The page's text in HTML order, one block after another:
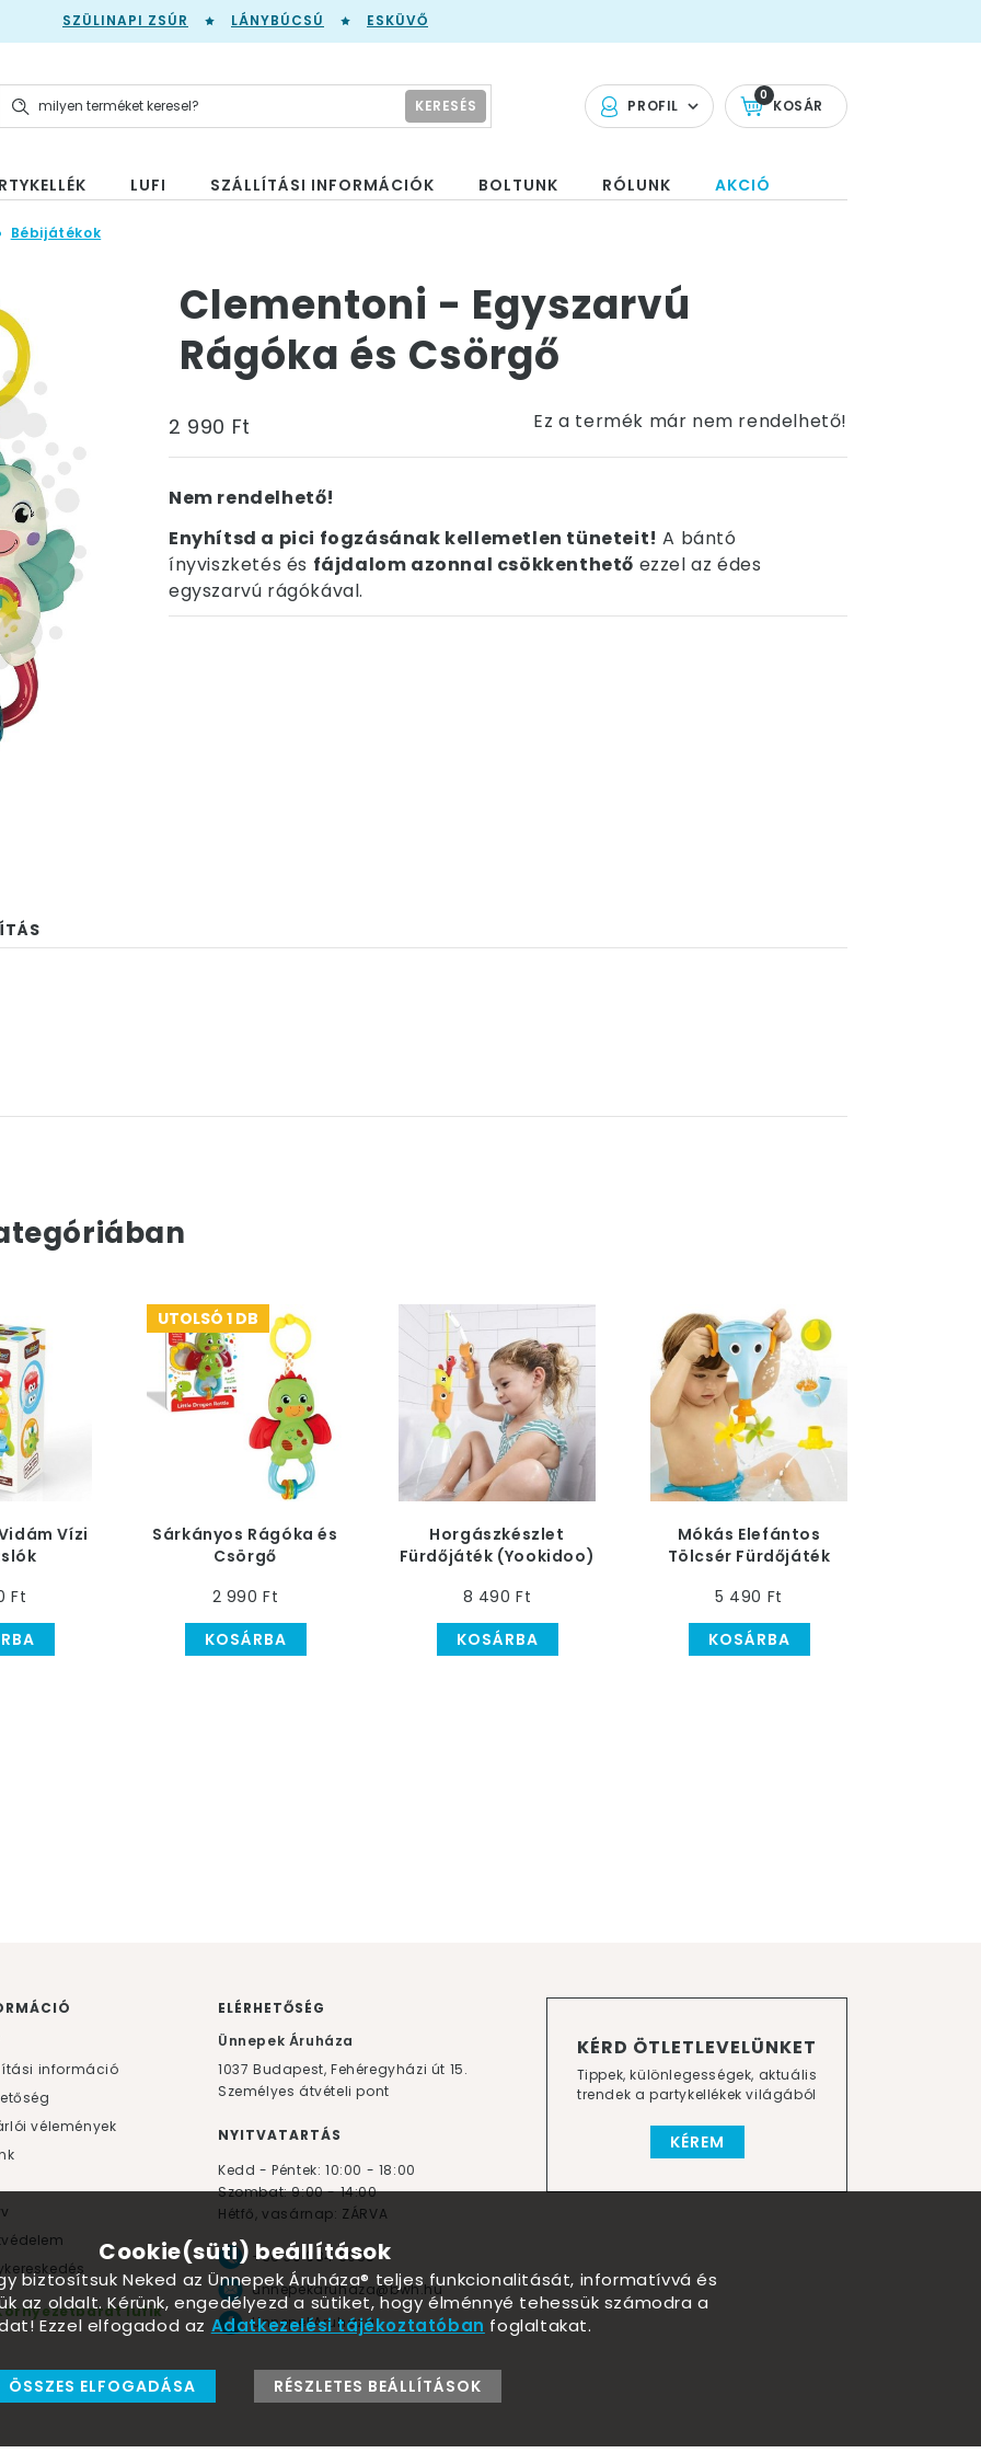
SZÜLINAPI ZSÚR LÁNYBÚCSÚ ESKÜVŐ
PROFIL KOSÁR
0
KERESÉS
LUFI SZÁLLÍTÁSI INFORMÁCIÓK BOLTUNK RÓLUNK AKCIÓ
Bébijátékok
Clementoni - Egyszarvú
Rágóka és Csörgő
2 990 Ft Ez a termék már nem rendelhető!
Nem rendelhető!
Enyhítsd a pici fogzásának kellemetlen tüneteit! A bántó
ínyviszketés és fájdalom azonnal csökkenthető ezzel az édes
egyszarvú rágókával.
Vízi
Ft
UTOLSÓ 1 DB
Sárkányos Rágóka és
Csörgő
2 990 Ft
KOSÁRBA
Horgászkészlet
Fürdőjáték (Yookidoo)
8 490 Ft
KOSÁRBA
Mókás Elefántos
Tölcsér Fürdőjáték
5 490 Ft
KOSÁRBA
KÉRD ÖTLETLEVELÜNKET
Tippek, különlegességek, aktuális
trendek a partykellékek világából
KÉREM
információ
vélemények
lufik
ELÉRHETŐSÉG
Ünnepek Áruháza
1037 Budapest, Fehéregyházi út 15.
Személyes átvételi pont
NYITVATARTÁS
Kedd - Péntek: 10:00 - 18:00
Szombat: 9:00 - 14:00
Hétfő, vasárnap: ZÁRVA
+36 30 984 6955
unnepekaruhaza@bwh.hu
UnnepekAruhaza
Cookie(süti) beállítások
biztosítsuk Neked az Ünnepek Áruháza® teljes funkcionalitását, informatívvá és
az oldalt. Kérünk, engedélyezd a sütiket, hogy élménnyé tehessük számodra a
Ezzel elfogadod az Adatkezelési tájékoztatóban foglaltakat.
ÖSSZES ELFOGADÁSA RÉSZLETES BEÁLLÍTÁSOK